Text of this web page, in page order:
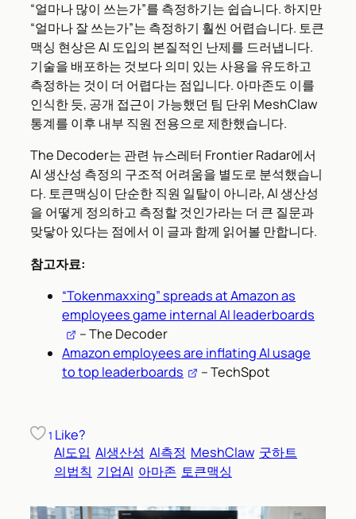
“얼마나 많이 쓰는가”를 측정하기는 쉽습니다. 하지만
“얼마나 잘 쓰는가”는 측정하기 훨씬 어렵습니다. 토큰
맥싱 현상은 AI 도입의 본질적인 난제를 드러냅니다.
기술을 배포하는 것보다 의미 있는 사용을 유도하고
측정하는 것이 더 어렵다는 점입니다. 아마존도 이를
인식한 듯, 공개 접근이 가능했던 팀 단위 MeshClaw
통계를 이후 내부 직원 전용으로 제한했습니다.
The Decoder는 관련 뉴스레터 Frontier Radar에서
AI 생산성 측정의 구조적 어려움을 별도로 분석했습니
다. 토큰맥싱이 단순한 직원 일탈이 아니라, AI 생산성
을 어떻게 정의하고 측정할 것인가라는 더 큰 질문과
맞닿아 있다는 점에서 이 글과 함께 읽어볼 만합니다.
참고자료:
“Tokenmaxxing” spreads at Amazon as
employees game internal AI leaderboards
– The Decoder
Amazon employees are inflating AI usage
to top leaderboards
– TechSpot
1 Like?
AI도입 AI생산성 AI측정 MeshClaw 굿하트
의법칙 기업AI 아마존 토큰맥싱